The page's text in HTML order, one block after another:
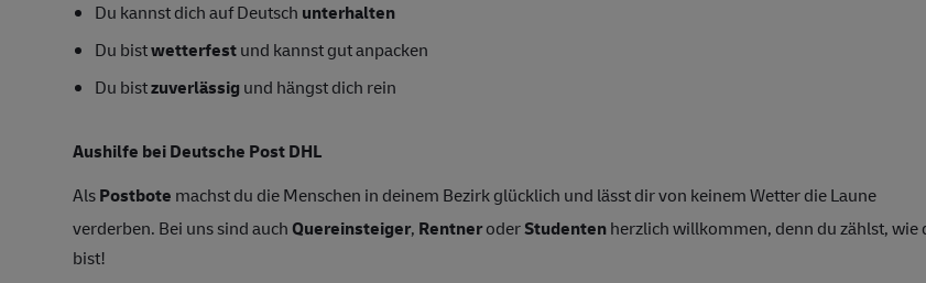
Du kannst dich auf Deutsch unterhalten
Du bistwetterfestund kannst gut anpacken
Du bistzuverlässig und hängst dich rein
Aushilfe bei Deutsche Post DHL
AlsPostbote machst du die Menschen in deinem Bezirk glücklich und lässt dir von keinem Wetter die Laune
verderben. Bei uns sind auchQuereinsteiger, RentneroderStudentenherzlich willkommen, denn du zählst, wie
bist!